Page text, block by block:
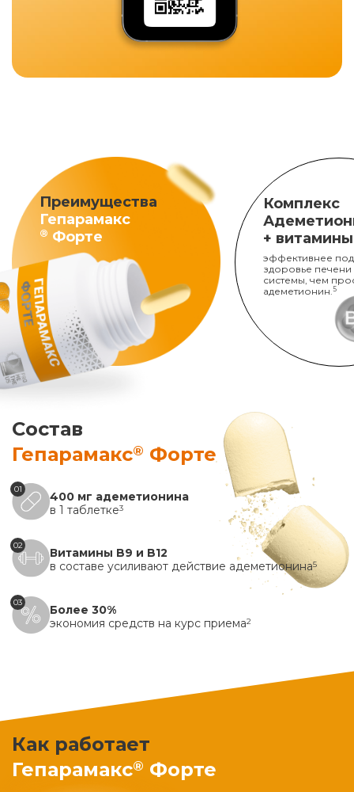
Преимущества
Гепарамакс
® Форте
Комплекс
+
эффективнее
здоровье печени
системы, чем
адеметионин. 5
Состав
Гепарамакс® Форте
01
400 мг адеметионина
в 1 таблетке3
02
Витамины B9 и B12
в составе усиливают действие адеметионина5
03
Более 30%
экономия средств на курс приема2
Как работает
Гепарамакс® Форте